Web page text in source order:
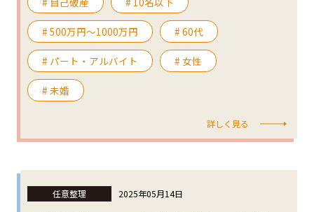
# 500万円〜1000万円 # 60代
# パート・アルバイト # 女性
# 未婚
詳しく見る
任意整理 2025年05月14日